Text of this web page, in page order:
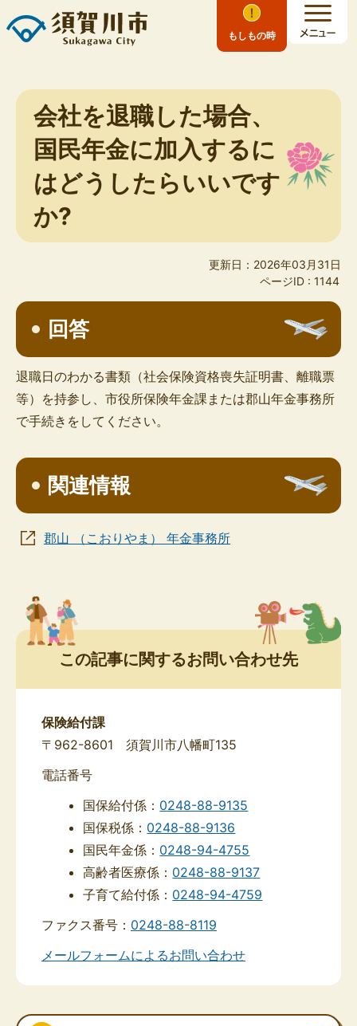
もしもの時
会社を退職した場合、
国民年金に加入するに
はどうしたらいいです
か?
更新日：2026年03月31日
ページID : 1144
回答
退職日のわかる書類（社会保険資格喪失証明書、離職票
等）を持参し、市役所保険年金課または郡山年金事務所
で手続きをしてください。
関連情報
郡山 （こおりやま） 年金事務所
この記事に関するお問い合わせ先
保険給付課
〒962-8601 須賀川市八幡町135
電話番号
国保給付係： 0248-88-9135
国保税係： 0248-88-9136
国民年金係： 0248-94-4755
高齢者医療係： 0248-88-9137
子育て給付係： 0248-94-4759
ファクス番号： 0248-88-8119
メールフォームによるお問い合わせ